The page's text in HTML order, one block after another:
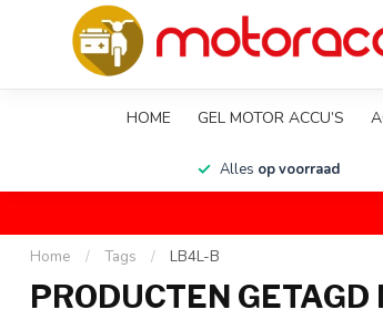
HOME GEL MOTOR ACCU’S
Alles op voorraad
Home / Tags / LB4L-B
PRODUCTEN